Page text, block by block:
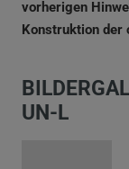
vorherigen
Konstruktion der
UN-L